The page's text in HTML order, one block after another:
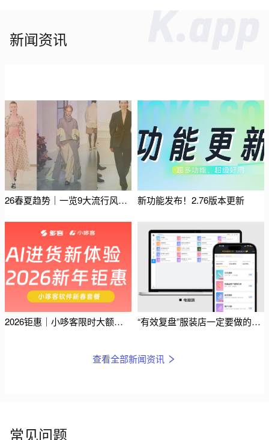
新闻资讯
26春夏趋势｜一览9大流行风格趋势 新功能发布！2.76版本更新
2026钜惠｜小哆客限时大额优惠来袭 “有效复盘”服装店一定要做的几件事
查看全部新闻资讯
常见问题